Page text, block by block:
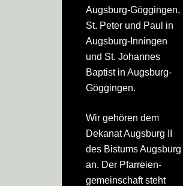
Augsburg-Göggingen,
St. Peter und Paul in
Augsburg-Inningen
und St. Johannes
Baptist in Augsburg-
Göggingen.
Wir gehören dem
Dekanat Augsburg II
des Bistums Augsburg
an. Der Pfarreien­
gemeinschaft steht